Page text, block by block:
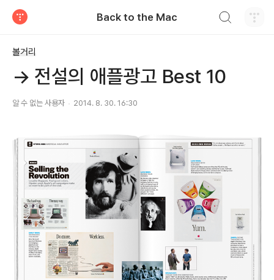
Back to the Mac
볼거리
→ 전설의 애플광고 Best 10
알 수 없는 사용자 2014. 8. 30. 16:30